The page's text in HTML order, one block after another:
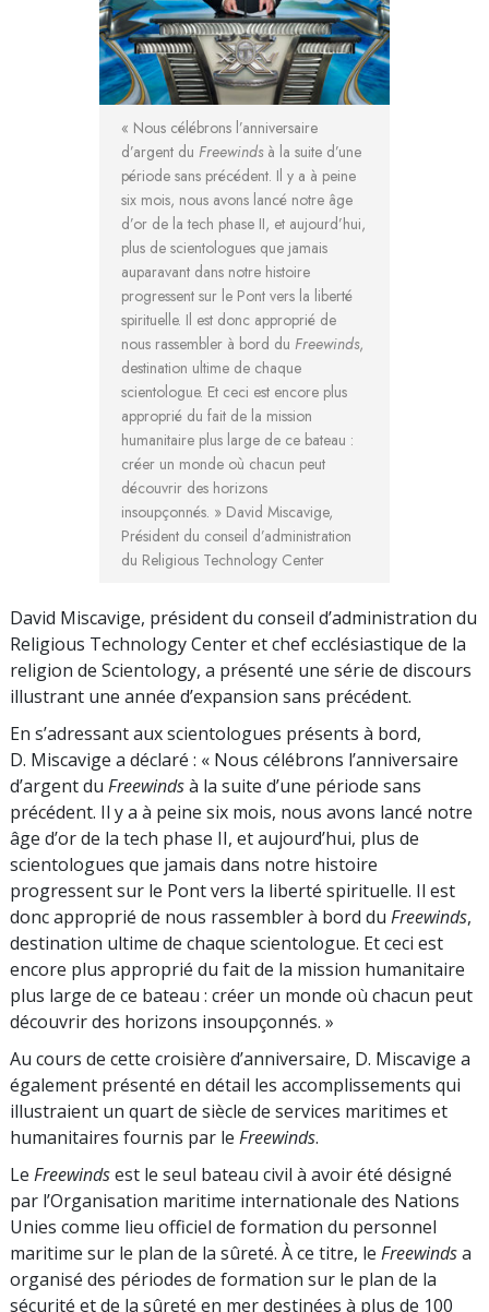
« Nous célébrons l’anniversaire
d’argent du Freewindsà la suite d’une
période sans précédent. Il y a à peine
six mois, nous avons lancé notre âge
d’or de la tech phase II, et aujourd’hui,
plus de scientologues que jamais
auparavant dans notre histoire
progressent sur le Pont vers la liberté
spirituelle. Il est donc approprié de
nous rassembler à bord du Freewinds,
destination ultime de chaque
scientologue. Et ceci est encore plus
approprié du fait de la mission
humanitaire plus large de ce bateau :
créer un monde où chacun peut
découvrir des horizons
insoupçonnés. » David Miscavige,
Président du conseil d’administration
du Religious Technology Center
David Miscavige, président du conseil d’administration du
Religious Technology Center et chef ecclésiastique de la
religion de Scientology, a présenté une série de discours
illustrant une année d’expansion sans précédent.
En s’adressant aux scientologues présents à bord,
D. Miscavige a déclaré : « Nous célébrons l’anniversaire
d’argent du Freewindsà la suite d’une période sans
précédent. Il y a à peine six mois, nous avons lancé notre
âge d’or de la tech phase II, et aujourd’hui, plus de
scientologues que jamais dans notre histoire
progressent sur le Pont vers la liberté spirituelle. Il est
donc approprié de nous rassembler à bord du Freewinds,
destination ultime de chaque scientologue. Et ceci est
encore plus approprié du fait de la mission humanitaire
plus large de ce bateau : créer un monde où chacun peut
découvrir des horizons insoupçonnés. »
Au cours de cette croisière d’anniversaire, D. Miscavige a
également présenté en détail les accomplissements qui
illustraient un quart de siècle de services maritimes et
humanitaires fournis par le Freewinds.
Le Freewindsest le seul bateau civil à avoir été désigné
par l’Organisation maritime internationale des Nations
Unies comme lieu officiel de formation du personnel
maritime sur le plan de la sûreté. À ce titre, le Freewindsa
organisé des périodes de formation sur le plan de la
sécurité et de la sûreté en mer destinées à plus de 100